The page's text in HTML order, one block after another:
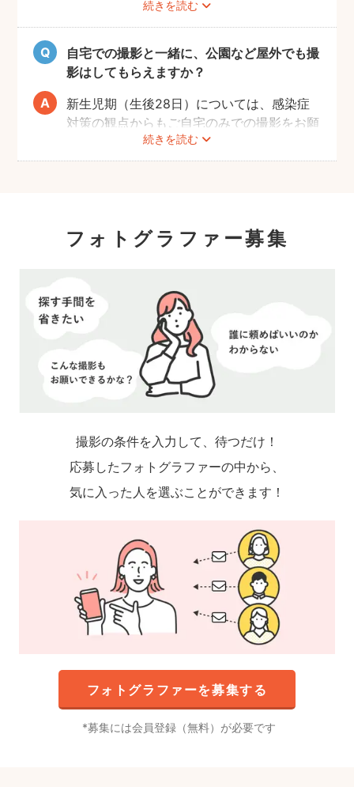
続きを読む
にフォトグラファーへご相談いただけますよ
うお願いします。
自宅での撮影と一緒に、公園など屋外でも撮
影はしてもらえますか？
続きを読む
新生児期（生後28日）については、感染症
対策の観点からもご自宅のみでの撮影をお願
いします。また、生後1ヶ月以降の場合で
も、赤ちゃんへの負担を考慮して屋外での長
フォトグラファー募集
撮影の条件を入力して、待つだけ！
応募したフォトグラファーの中から、
気に入った人を選ぶことができます！
フォトグラファーを募集する
募集には会員登録（無料）が必要です